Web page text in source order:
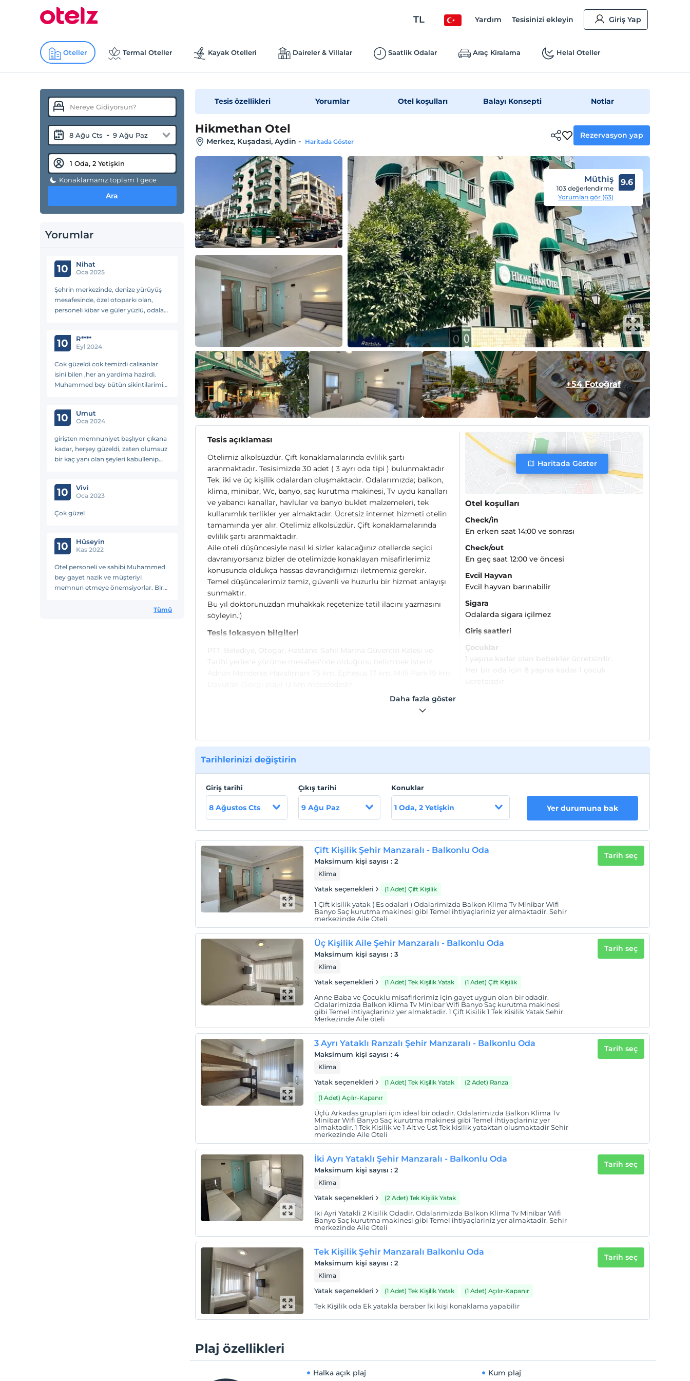
TL Yardım Tesisinizi ekleyin Giriş Yap
Oteller Termal Oteller Kayak Otelleri Daireler & Villalar Saatlik Odalar Araç Kiralama Helal Oteller
8 Ağu Cts - 9 Ağu Paz
Konaklamanız toplam 1 gece
Ara
Yorumlar
10 Nihat
Oca 2025
Şehrin merkezinde, denize yürüyüş
mesafesinde, özel otoparkı olan,
personeli kibar ve güler yüzlü, odaları
10 R****
Eyl 2024
Cok güzeldi cok temizdi calisanlar
isini bilen ,her an yardima hazirdi.
Muhammed bey bütün sikintilarimizi
tesekkür ediyorum .Her zama
10 Umut
Oca 2024
girişten memnuniyet başlıyor çıkana
kadar, herşey güzeldi, zaten olumsuz
bir kaç yanı olan şeyleri kabullenip
10 Vivi
Oca 2023
Çok güzel
10 Hüseyin
Kas 2022
Otel personeli ve sahibi Muhammed
bey gayet nazik ve müşteriyi
memnun etmeye önemsiyorlar. Bir
Tümü
Tesis özellikleri Yorumlar Otel koşulları Balayı Konsepti Notlar
Hikmethan Otel
Merkez, Kuşadasi, Aydin - Haritada Göster
Rezervasyon yap
Müthiş
103 değerlendirme
Yorumları gör (63)
9.6
+54 Fotoğraf
Tesis açıklaması
Otelimiz alkolsüzdür. Çift konaklamalarında evlilik şartı
aranmaktadır. Tesisimizde 30 adet ( 3 ayrı oda tipi ) bulunmaktadır
Tek, iki ve üç kişilik odalardan oluşmaktadır. Odalarımızda; balkon,
klima, minibar, Wc, banyo, saç kurutma makinesi, Tv uydu kanalları
ve yabancı kanallar, havlular ve banyo buklet malzemeleri, tek
kullanımlık terlikler yer almaktadır. Ücretsiz internet hizmeti otelin
tamamında yer alır. Otelimiz alkolsüzdür. Çift konaklamalarında
evlilik şartı aranmaktadır.
Aile oteli düşüncesiyle nasıl ki sizler kalacağınız otellerde seçici
davranıyorsanız bizler de otelimizde konaklayan misafirlerimiz
konusunda oldukça hassas davrandığımızı iletmemiz gerekir.
Temel düşüncelerimiz temiz, güvenli ve huzurlu bir hizmet anlayışı
sunmaktır.
Bu yıl doktorunuzdan muhakkak reçetenize tatil ilacını yazmasını
söyleyin.:)
Tesis lokasyon bilgileri
PTT, Belediye, Otogar, Hastane, Sahil Marina Güvercin Kalesi ve
Tarihi yerler'e yürüme mesafesi'nde olduğunu belirtmek isteriz.
Haritada Göster
Otel koşulları
Check/in
En erken saat 14:00 ve sonrası
Check/out
En geç saat 12:00 ve öncesi
Evcil Hayvan
Evcil hayvan barınabilir
Sigara
Odalarda sigara içilmez
Giriş saatleri
Çocuklar
1 yaşına kadar olan bebekler ücretsizdir.
Daha fazla göster
Tarihlerinizi değiştirin
Giriş tarihi
8 Ağustos Cts
Çıkış tarihi
9 Ağu Paz
Konuklar
1 Oda, 2 Yetişkin Yer durumuna bak
Çift Kişilik Şehir Manzaralı - Balkonlu Oda
Maksimum kişi sayısı :2
Klima
Yatak seçenekleri (1 Adet) Çift Kişilik
1 Çift kisilik yatak ( Es odalari ) Odalarimizda Balkon Klima Tv Minibar Wifi
Banyo Saç kurutma makinesi gibi Temel ihtiyaçlariniz yer almaktadir. Sehir
merkezinde Aile Oteli
Tarih seç
Üç Kişilik Aile Şehir Manzaralı - Balkonlu Oda
Maksimum kişi sayısı :3
Klima
Yatak seçenekleri (1 Adet) Tek Kişilik Yatak (1 Adet) Çift Kişilik
Anne Baba ve Çocuklu misafirlerimiz için gayet uygun olan bir odadir.
Odalarimizda Balkon Klima Tv Minibar Wifi Banyo Saç kurutma makinesi
gibi Temel ihtiyaçlariniz yer almaktadir. 1 Çift Kisilik 1 Tek Kisilik Yatak Sehir
Merkezinde Aile oteli
Tarih seç
3 Ayrı Yataklı Ranzalı Şehir Manzaralı - Balkonlu Oda
Maksimum kişi sayısı :4
Klima
Yatak seçenekleri (1 Adet) Tek Kişilik Yatak
(2 Adet) Ranza
(1 Adet) Açılır-Kapanır
Üçlü Arkadas gruplari için ideal bir odadir. Odalarimizda Balkon Klima Tv
Minibar Wifi Banyo Saç kurutma makinesi gibi Temel ihtiyaçlariniz yer
almaktadir. 1 Tek Kisilik ve 1 Alt ve Üst Tek kisilik yataktan olusmaktadir Sehir
merkezinde Aile Oteli
Tarih seç
İki Ayrı Yataklı Şehir Manzaralı - Balkonlu Oda
Maksimum kişi sayısı :2
Klima
Yatak seçenekleri (2 Adet) Tek Kişilik Yatak
Iki Ayri Yatakli 2 Kisilik Odadir. Odalarimizda Balkon Klima Tv Minibar Wifi
Banyo Saç kurutma makinesi gibi Temel ihtiyaçlariniz yer almaktadir. Sehir
merkezinde Aile Oteli
Tarih seç
Tek Kişilik Şehir Manzaralı Balkonlu Oda
Maksimum kişi sayısı :2
Klima
Yatak seçenekleri (1 Adet) Tek Kişilik Yatak (1 Adet) Açılır-Kapanır
Tek Kişilik oda Ek yatakla beraber İki kişi konaklama yapabilir
Tarih seç
Plaj özellikleri
Halka açık plaj Kum plaj